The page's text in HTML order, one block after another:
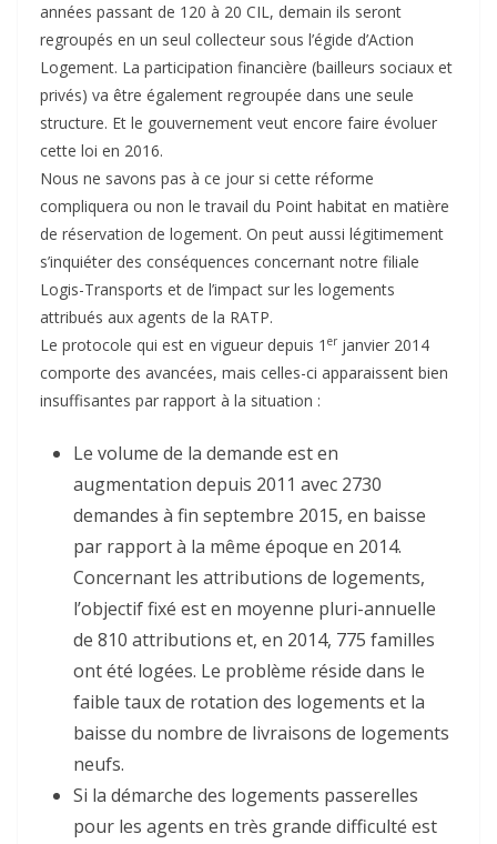
années passant de 120 à 20 CIL, demain ils seront
regroupés en un seul collecteur sous l’égide d’Action
Logement. La participation financière (bailleurs sociaux et
privés) va être également regroupée dans une seule
structure. Et le gouvernement veut encore faire évoluer
cette loi en 2016.
Nous ne savons pas à ce jour si cette réforme
compliquera ou non le travail du Point habitat en matière
de réservation de logement. On peut aussi légitimement
s’inquiéter des conséquences concernant notre filiale
Logis-Transports et de l’impact sur les logements
attribués aux agents de la RATP.
Le protocole qui est en vigueur depuis 1 er janvier 2014
comporte des avancées, mais celles-ci apparaissent bien
insuffisantes par rapport à la situation :
Le volume de la demande est en
augmentation depuis 2011 avec 2730
demandes à fin septembre 2015, en baisse
par rapport à la même époque en 2014.
Concernant les attributions de logements,
l’objectif fixé est en moyenne pluri-annuelle
de 810 attributions et, en 2014, 775 familles
ont été logées. Le problème réside dans le
faible taux de rotation des logements et la
baisse du nombre de livraisons de logements
neufs.
Si la démarche des logements passerelles
pour les agents en très grande difficulté est